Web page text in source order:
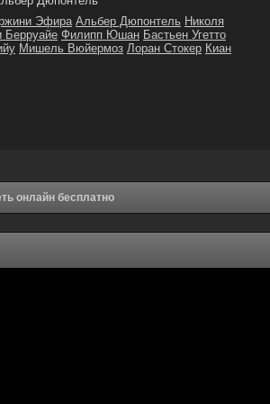
Эфира Альбер Дюпонтель Николя
Берруайе Филипп Юшан Бастьен Угетто
Мишель Вюйермоз Лоран Стокер Киан
онлайн бесплатно